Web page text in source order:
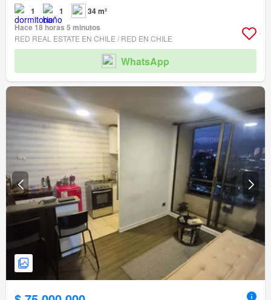
1 1
34 m²
Hace 18 horas 5 minutos
RED REAL ESTATE EN CHILE / RED EN CHILE
WhatsApp